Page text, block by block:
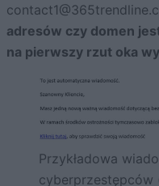
adresów czy domen
na pierwszy rzut oka
Przykładowa
cyberprzestępców